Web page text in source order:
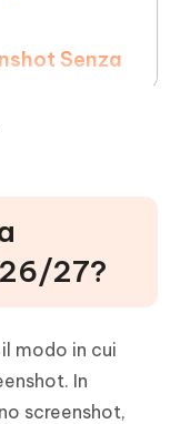
Senza
27?
modo in cui
In
screenshot,